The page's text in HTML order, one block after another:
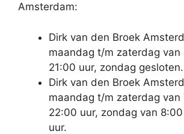
Amsterdam:
Dirk van den Broek
maandag t/m zaterdag
21:00 uur, zondag gesloten.
Dirk van den Broek
maandag t/m zaterdag
22:00 uur, zondag van
uur.